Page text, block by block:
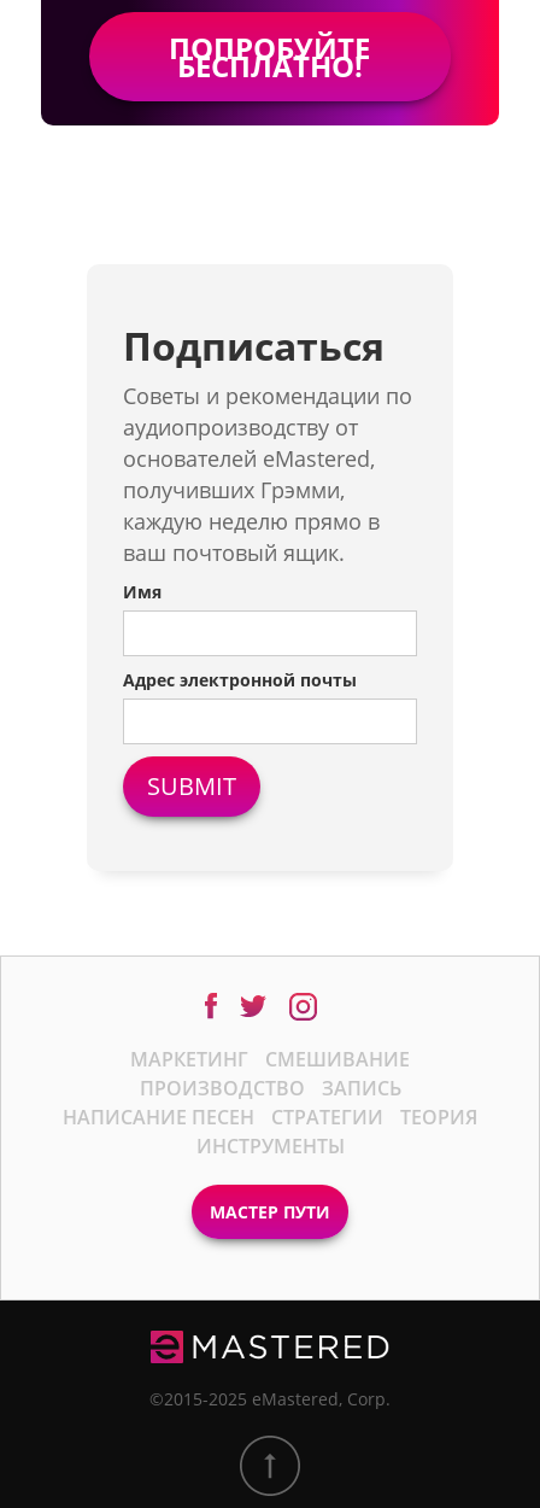
ПОПРОБУЙТЕ
БЕСПЛАТНО!
Подписаться
Советы и рекомендации по
аудиопроизводству от
основателей eMastered,
получивших Грэмми,
каждую неделю прямо в
ваш почтовый ящик.
Имя
Адрес электронной почты
МАРКЕТИНГ
СМЕШИВАНИЕ
ПРОИЗВОДСТВО
ЗАПИСЬ
НАПИСАНИЕ ПЕСЕН
СТРАТЕГИИ
ТЕОРИЯ
ИНСТРУМЕНТЫ
МАСТЕР ПУТИ
©2015-2025 eMastered, Corp.